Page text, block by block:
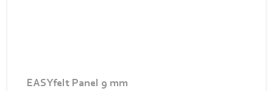
EASYfelt Panel 9 mm